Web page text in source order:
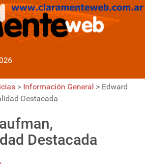
> Información General > Edward
Destacada
Destacada